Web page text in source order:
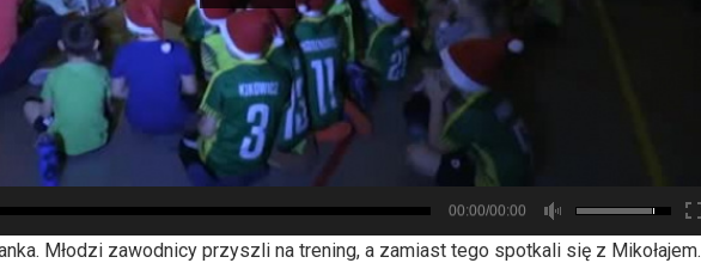
hd2880
hd2160
hd2160
hd1440
highres
hd1080
hd720
large
medium
small
tiny
00:00/00:00
Młodzi zawodnicy przyszli na trening, a zamiast tego spotkali się z Mikołajem.